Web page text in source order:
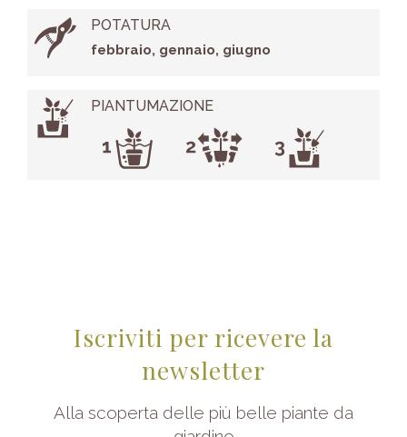
POTATURA
febbraio, gennaio, giugno
PIANTUMAZIONE
Iscriviti per ricevere la
newsletter
Alla scoperta delle più belle piante da